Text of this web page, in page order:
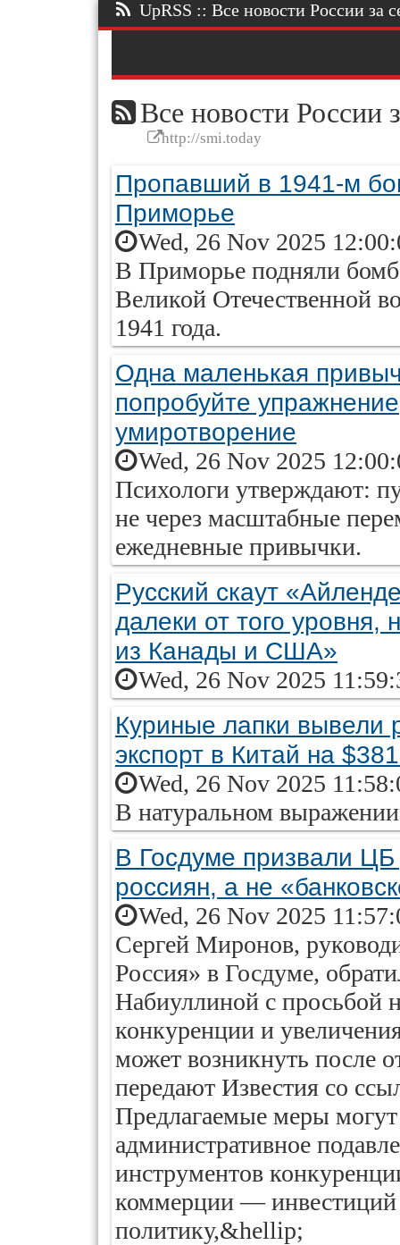
UpRSS :: Все новости России за
Все новости России
http://smi.today
Пропавший в 1941-м
Приморье
Wed, 26 Nov 2025
В Приморье подняли
Великой Отечественной
1941 года.
Одна маленькая
попробуйте
умиротворение
Wed, 26 Nov 2025
Психологи утверждают:
не через масштабные
ежедневные привычки.
Русский скаут
далеки от того
из Канады и США»
Wed, 26 Nov 2025
Куриные лапки вывели
экспорт в Китай на
Wed, 26 Nov 2025
В натуральном
В Госдуме призвали ЦБ
россиян, а не
Wed, 26 Nov 2025
Сергей Миронов,
Россия» в Госдуме,
Набиуллиной с просьбой
конкуренции и
может возникнуть после
передают Известия со
Предлагаемые меры
административное
инструментов
коммерции —
политику,&hellip;